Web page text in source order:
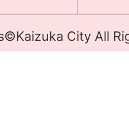
City All